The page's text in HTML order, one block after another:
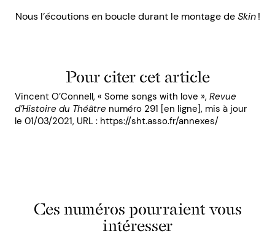
Nous l’écoutions en boucle durant le montage deSkin!
Pour citer cet article
Vincent O’Connell, « Some songs with love », Revue
d’Histoire du Théâtre numéro 291 [en ligne], mis à jour
le 01/03/2021, URL : https://sht.asso.fr/annexes/
Ces numéros pourraient vous
intéresser